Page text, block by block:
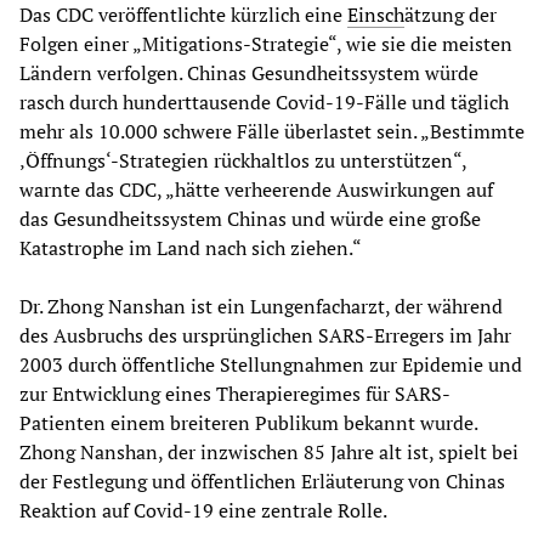
Das CDC veröffentlichte kürzlich eineEinschätzung der
Folgen einer „Mitigations-Strategie“, wie sie die meisten
Ländern verfolgen. Chinas Gesundheitssystem würde
rasch durch hunderttausende Covid-19-Fälle und täglich
mehr als 10.000 schwere Fälle überlastet sein. „Bestimmte
‚Öffnungs‘-Strategien rückhaltlos zu unterstützen“,
warnte das CDC, „hätte verheerende Auswirkungen auf
das Gesundheitssystem Chinas und würde eine große
Katastrophe im Land nach sich ziehen.“
Dr. Zhong Nanshan ist ein Lungenfacharzt, der während
des Ausbruchs des ursprünglichen SARS-Erregers im Jahr
2003 durch öffentliche Stellungnahmen zur Epidemie und
zur Entwicklung eines Therapieregimes für SARS-
Patienten einem breiteren Publikum bekannt wurde.
Zhong Nanshan, der inzwischen 85 Jahre alt ist, spielt bei
der Festlegung und öffentlichen Erläuterung von Chinas
Reaktion auf Covid-19 eine zentrale Rolle.